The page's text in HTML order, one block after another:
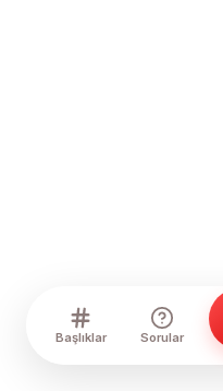
Başlıklar Sorular